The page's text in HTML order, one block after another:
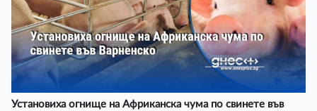
Установиха огнище на Африканска чума по свинете във